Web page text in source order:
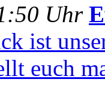
Uhr
ist
euch